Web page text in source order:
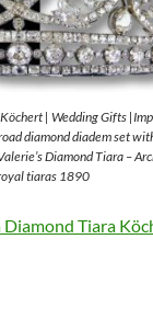
| Wedding Gifts
diamond diadem set
Diamond Tiara –
tiaras 1890
Tiara